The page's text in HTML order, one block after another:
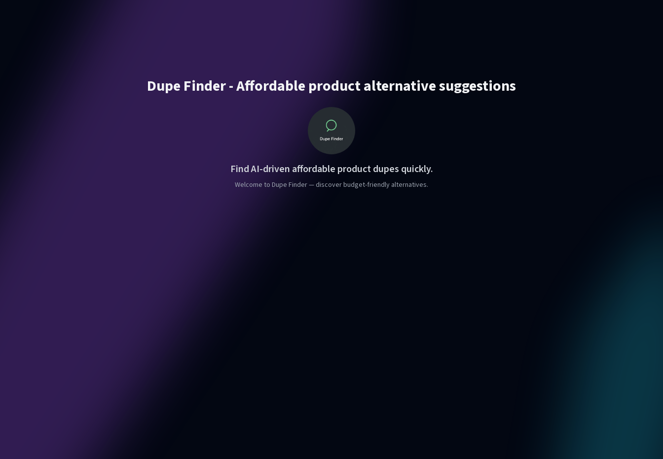
Dupe Finder - Affordable product alternative suggestions
Find AI-driven affordable product dupes quickly.
Welcome to Dupe Finder — discover budget-friendly alternatives.